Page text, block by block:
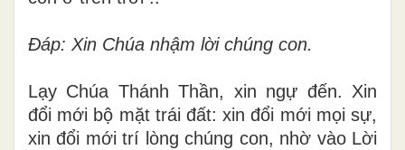
Đáp: Xin Chúa nhậm lời chúng con.
Lạy Chúa Thánh Thần, xin ngự đến. Xin
đổi mới bộ mặt trái đất: xin đổi mới mọi sự,
xin đổi mới trí lòng chúng con, nhờ vào Lời